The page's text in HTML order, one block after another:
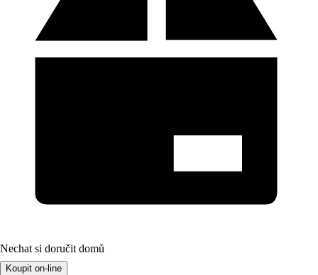
Nechat si doručit domů
Koupit on-line